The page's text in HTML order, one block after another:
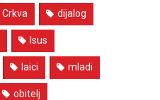
Crkva dijalog
Isus
laici mladi
obitelj